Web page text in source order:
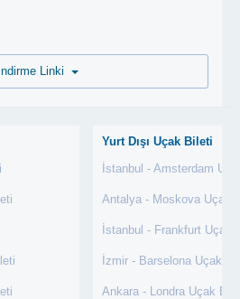
Yurt Dışı Uçak Bileti
İstanbul - Amsterdam
Antalya - Moskova Uçak
İstanbul - Frankfurt Uçak
İzmir - Barselona Uçak
Ankara - Londra Uçak